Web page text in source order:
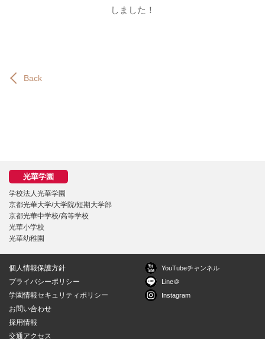
しました！
Back
学校法人光華学園
京都光華大学/大学院/短期大学部
京都光華中学校/高等学校
光華小学校
光華幼稚園
個人情報保護方針
プライバシーポリシー
学園情報セキュリティポリシー
お問い合わせ
採用情報
交通アクセス
YouTubeチャンネル
Line＠
Instagram